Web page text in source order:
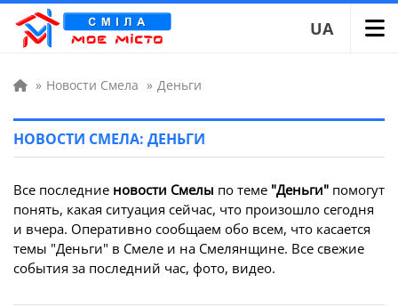
UA
» Новости Смела » Деньги
НОВОСТИ СМЕЛА: ДЕНЬГИ
Все последние новости Смелы по теме "Деньги" помогут
понять, какая ситуация сейчас, что произошло сегодня
и вчера. Оперативно сообщаем обо всем, что касается
темы "Деньги" в Смеле и на Смелянщине. Все свежие
события за последний час, фото, видео.